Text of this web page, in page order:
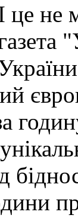
це не